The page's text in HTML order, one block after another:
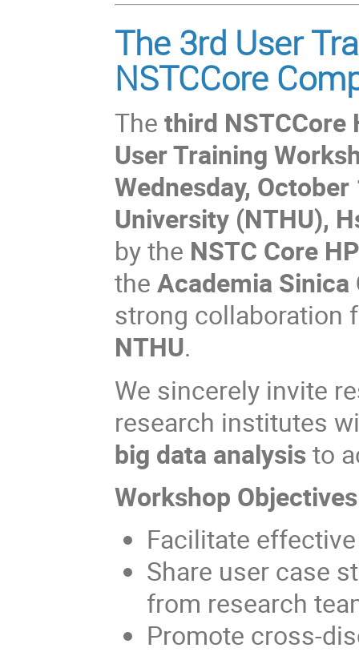
The 3rd User
NSTCCore
Thethird NSTCCore
User Training
Wednesday,
University (NTHU),
by the NSTC Core
theAcademia Sinica
strong collaboration
NTHU.
We sincerely invite
research institutes
big data analysisto
Workshop Objectives
Facilitate
Share user case
from research
Promote cross-